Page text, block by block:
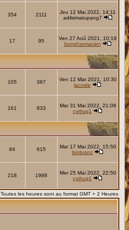
354 2111
Jeu 12 Mai 2022, 14:11
adilsimatupang7
17 95
Ven 27 Aoû 2021, 10:19
bonpharmacien
105 367
Ven 12 Mar 2021, 10:30
lacoste
161 833
Mar 31 Mai 2022, 21:08
cyrhug1
84 615
Mar 17 Mai 2022, 15:50
brobranz
218 1988
Mer 25 Mai 2022, 22:50
cyrhug1
Toutes les heures sont au format GMT + 2 Heures